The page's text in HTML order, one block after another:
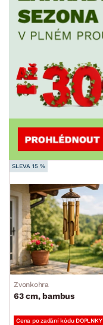
SLEVA 15 %
Zvonkohra
63 cm, bambus
Cena po zadání kódu DOPLNKY